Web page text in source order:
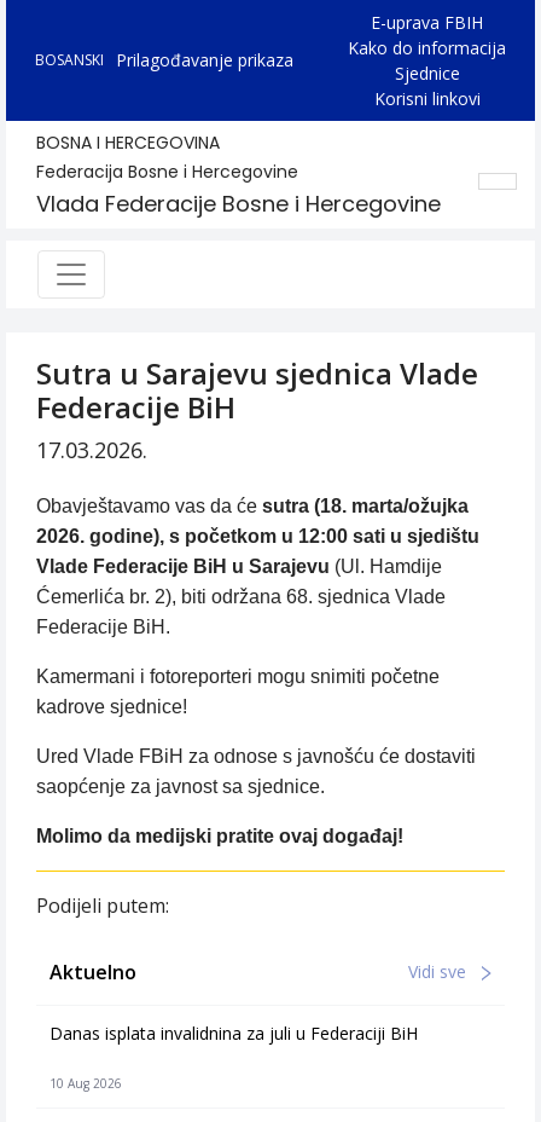
BOSANSKI Prilagođavanje prikaza
E-uprava FBIH
Kako do informacija
Sjednice
Korisni linkovi
BOSNA I HERCEGOVINA
Federacija Bosne i Hercegovine
Vlada Federacije Bosne i Hercegovine
Sutra u Sarajevu sjednica Vlade
Federacije BiH
17.03.2026.
Obavještavamo vas da će sutra (18. marta/ožujka
2026. godine), s početkom u 12:00 sati u sjedištu
Vlade Federacije BiH u Sarajevu (Ul. Hamdije
Ćemerlića br. 2), biti održana 68. sjednica Vlade
Federacije BiH.
Kamermani i fotoreporteri mogu snimiti početne
kadrove sjednice!
Ured Vlade FBiH za odnose s javnošću će dostaviti
saopćenje za javnost sa sjednice.
Molimo da medijski pratite ovaj događaj!
Podijeli putem:
Aktuelno Vidi sve
Danas isplata invalidnina za juli u Federaciji BiH
10 Aug 2026